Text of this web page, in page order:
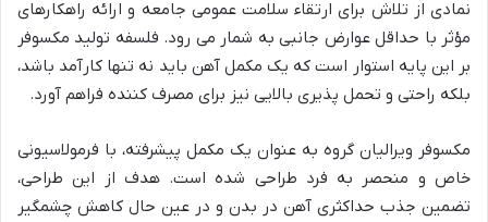
نمادی از تلاش برای ارتقاء سلامت عمومی جامعه و ارائه راهکارهای
مؤثر با حداقل عوارض جانبی به شمار می رود. فلسفه تولید مکسوفر
بر این پایه استوار است که یک مکمل آهن باید نه تنها کارآمد باشد،
بلکه راحتی و تحمل پذیری بالایی نیز برای مصرف کننده فراهم آورد.
مکسوفر ویرالیان گروه به عنوان یک مکمل پیشرفته، با فرمولاسیونی
خاص و منحصر به فرد طراحی شده است. هدف از این طراحی،
تضمین جذب حداکثری آهن در بدن و در عین حال کاهش چشمگیر